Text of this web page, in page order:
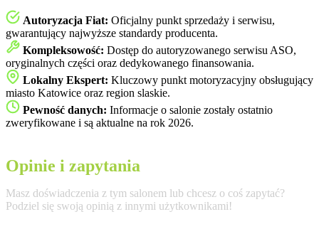
Autoryzacja Fiat: Oficjalny punkt sprzedaży i serwisu,
gwarantujący najwyższe standardy producenta.
Kompleksowość: Dostęp do autoryzowanego serwisu ASO,
oryginalnych części oraz dedykowanego finansowania.
Lokalny Ekspert: Kluczowy punkt motoryzacyjny obsługujący
miasto Katowice oraz region slaskie.
Pewność danych: Informacje o salonie zostały ostatnio
zweryfikowane i są aktualne na rok 2026.
Opinie i zapytania
Masz doświadczenia z tym salonem lub chcesz o coś zapytać?
Podziel się swoją opinią z innymi użytkownikami!